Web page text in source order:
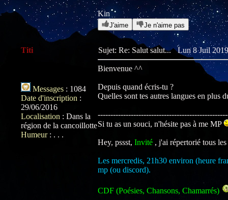
Kin
J'aime Je n'aime pas
Titi
Messages : 1084
Date d'inscription :
29/06/2016
Localisation : Dans la
région de la cancoillotte
Humeur: . . .
Sujet: Re: Salut salut...Lun 8 Juil
Bienvenue ^^
Depuis quand écris-tu ?
Quelles sont tes autres langues en plus
Si tu as un souci, n'hésite pas à me MP
Hey, pssst, Invité , j'ai répertorié tous
Les mercredis, 21h30 environ (heure
mp (ou discord).
CDF (Poésies, Chansons, Chamarrés)